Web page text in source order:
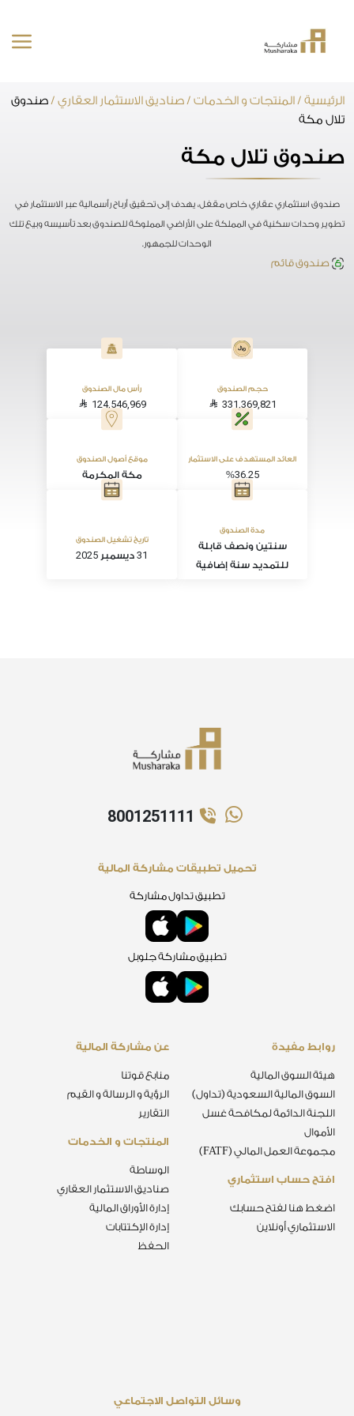
المحتوى
الرئيسية /المنتجات و الخدمات /صناديق الاستثمار العقاري /صندوق
تلال مكة
صندوق تلال مكة
صندوق استثماري عقاري خاص مقفل، يهدف إلى تحقيق أرباح رأسمالية عبر الاستثمار في
تطوير وحدات سكنية في المملكة على الأراضي المملوكة للصندوق بعد تأسيسه وبيع تلك
الوحدات للجمهور.
صندوق قائم
حجم الصندوق
331,369,821
رأس مال الصندوق
124,546,969
العائد المستهدف على الاستثمار
%36.25
موقع أصول الصندوق
مكة المكرمة
مدة الصندوق
سنتين ونصف قابلة
للتمديد سنة إضافية
تاريخ تشغيل الصندوق
31 ديسمبر 2025
8001251111
المنتجات و الخدمات
الوساطة
صناديق الاستثمار العقاري
إدارة الأوراق المالية
إدارة الإكتتابات
الحفظ
عن مشاركة المالية
منابع قوتنا
الرؤية و الرسالة و القيم
التقارير
افتح حساب استثماري
اضغط هنا لفتح حسابك
الاستثماري أونلاين
روابط مفيدة
هيئة السوق المالية
السوق المالية السعودية (تداول)
اللجنة الدائمة لمكافحة غسل
الأموال
مجموعة العمل المالي (FATF)
تحميل تطبيقات مشاركة المالية
تطبيق تداول مشاركة
تطبيق مشاركة جلوبل
وسائل التواصل الاجتماعي